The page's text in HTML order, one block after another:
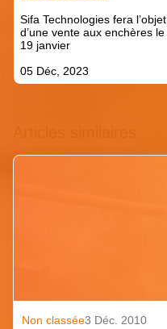
l’article
Sifa Technologies fera l’objet
d’une vente aux enchères le
19 janvier
05 Déc, 2023
Non classée3 Déc. 2010